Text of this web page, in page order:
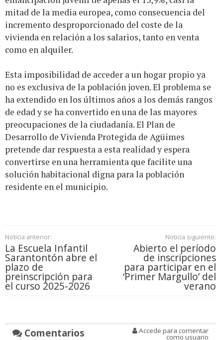
mitad de la media europea, como consecuencia del
incremento desproporcionado del coste de la
vivienda en relación a los salarios, tanto en venta
como en alquiler.
Esta imposibilidad de acceder a un hogar propio ya
no es exclusiva de la población joven. El problema se
ha extendido en los últimos años a los demás rangos
de edad y se ha convertido en una de las mayores
preocupaciones de la ciudadanía. El Plan de
Desarrollo de Vivienda Protegida de Agüimes
pretende dar respuesta a esta realidad y espera
convertirse en una herramienta que facilite una
solución habitacional digna para la población
residente en el municipio.
Noticia anterior:
La Escuela Infantil
Sarantontón abre el
plazo de
preinscripción para
el curso 2025-2026
Noticia siguiente:
Abierto el período
de inscripciones
para participar en el
‘Primer Margullo’ del
verano
Comentarios Accede para comentar
como usuario